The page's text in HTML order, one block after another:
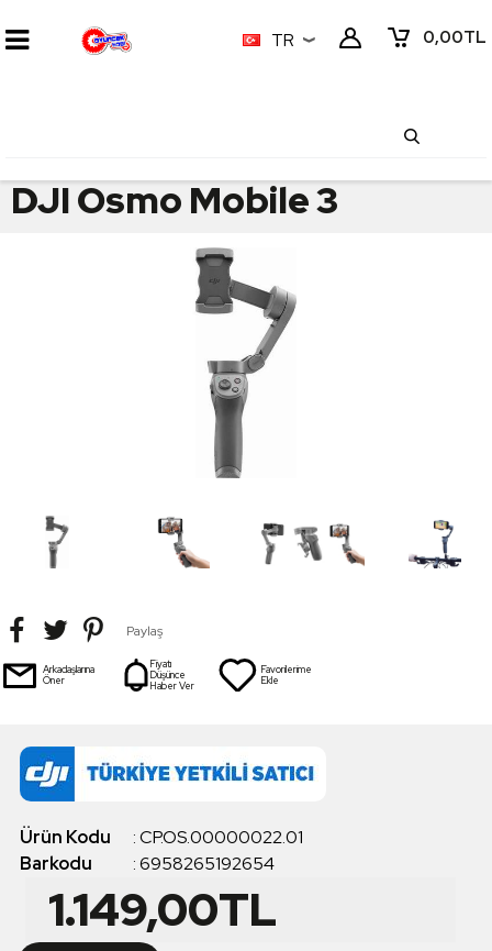
0,00TL
TR
DJI Osmo Mobile 3
Paylaş
Arkadaşlarına
Öner
Fiyatı
Düşünce
Haber Ver
Favorilerime
Ekle
Ürün Kodu :CP.OS.00000022.01
Barkodu
:6958265192654
1.149,00TL